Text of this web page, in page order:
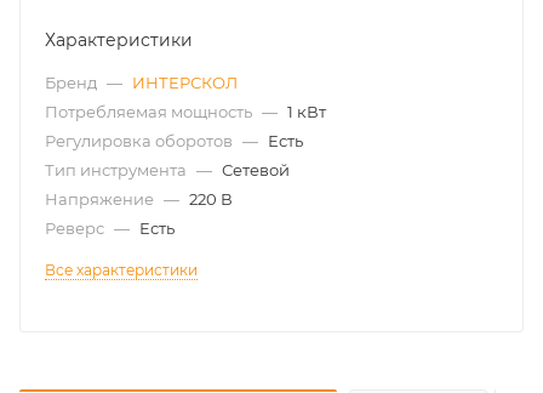
Характеристики
Бренд — ИНТЕРСКОЛ
Потребляемая мощность — 1 кВт
Регулировка оборотов — Есть
Тип инструмента — Сетевой
Напряжение — 220 В
Реверс — Есть
Все характеристики